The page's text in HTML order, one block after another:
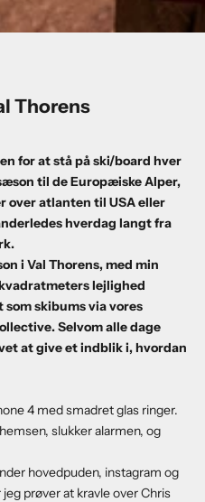
Thorens
for at stå på ski/board hver
til de Europæiske Alper,
over atlanten til USA eller
hverdag langt fra
i Val Thorens, med min
lejlighed
skibums via vores
. Selvom alle dage
at give et indblik i, hvordan
4 med smadret glas ringer.
slukker alarmen, og
hovedpuden, instagram og
prøver at kravle over Chris